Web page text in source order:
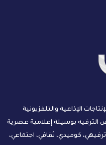
الإذاعية والتلفزيونية
الترفيه بوسيلة إعلامية عصرية
كوميدي، ثقافي، اجتماعي،